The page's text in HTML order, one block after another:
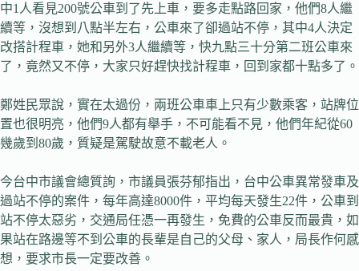
中1人看見200號公車到了先上車，要多走點路回家，他們8人繼
續等，沒想到八點半左右，公車來了卻過站不停，其中4人決定
改搭計程車，她和另外3人繼續等，快九點三十分第二班公車來
了，竟然又不停，大家只好趕快找計程車，回到家都十點多了。
鄭姓民眾說，實在太過份，兩班公車車上只有少數乘客，站牌位
置也很明亮，他們9人都有舉手，不可能看不見，他們年紀從60
幾歲到80歲，質疑是駕駛故意不載老人。
今台中市議會總質詢，市議員張芬郁指出，台中公車異常發車及
過站不停的案件，每年高達8000件，平均每天發生22件，公車到
站不停太惡劣，交通局任憑一再發生，免費的公車反而最貴，如
果站在路邊等不到公車的長輩是自己的父母、家人，局長作何感
想，要求市長一定要改善。